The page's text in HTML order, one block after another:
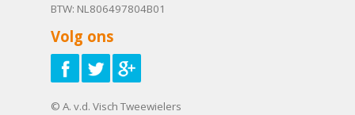
BTW: NL806497804B01
Volg ons
© A. v.d. Visch Tweewielers